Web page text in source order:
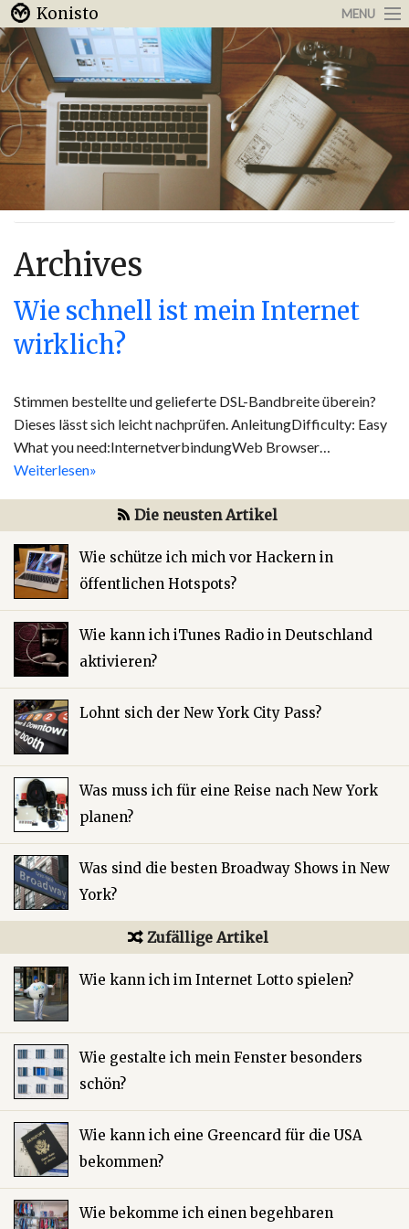
Konisto MENU
Arbeit & Karriere
Internet
Urlaub & Reisen
Archives
Wie schnell ist mein Internet
wirklich?
Stimmen bestellte und gelieferte DSL-Bandbreite überein?
Dieses lässt sich leicht nachprüfen. AnleitungDifficulty: Easy
What you need:InternetverbindungWeb Browser…
Weiterlesen»
Die neusten Artikel
Wie schütze ich mich vor Hackern in
öffentlichen Hotspots?
Wie kann ich iTunes Radio in Deutschland
aktivieren?
Lohnt sich der New York City Pass?
Was muss ich für eine Reise nach New York
planen?
Was sind die besten Broadway Shows in New
York?
Zufällige Artikel
Wie kann ich im Internet Lotto spielen?
Wie gestalte ich mein Fenster besonders
schön?
Wie kann ich eine Greencard für die USA
bekommen?
Wie bekomme ich einen begehbaren